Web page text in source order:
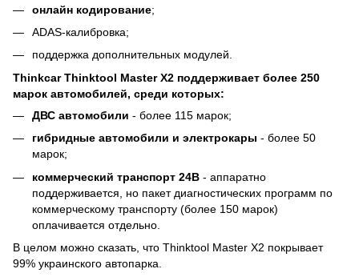
онлайн кодирование;
ADAS-калибровка;
поддержка дополнительных модулей.
Thinkcar Thinktool Master X2 поддерживает более 250
марок автомобилей, среди которых:
ДВС автомобили - более 115 марок;
гибридные автомобили и электрокары - более 50
марок;
коммерческий транспорт 24В - аппаратно
поддерживается, но пакет диагностических программ по
коммерческому транспорту (более 150 марок)
оплачивается отдельно.
В целом можно сказать, что Thinktool Master X2 покрывает
99% украинского автопарка.